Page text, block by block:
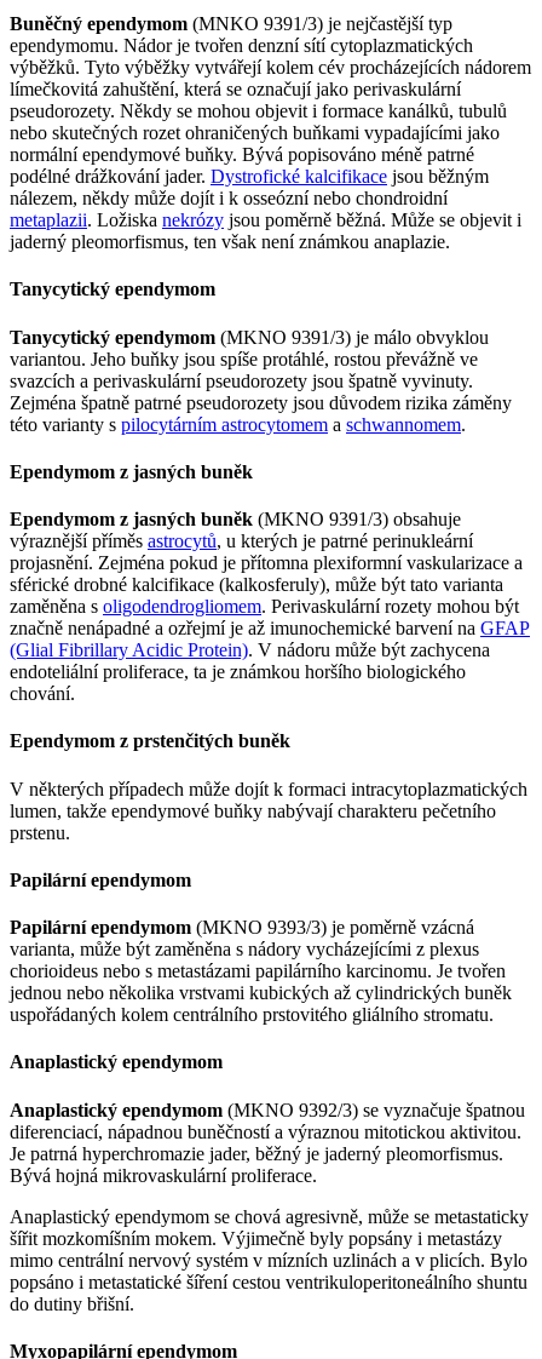
Buněčný ependymom (MNKO 9391/3) je nejčastější typ
ependymomu. Nádor je tvořen denzní sítí cytoplazmatických
výběžků. Tyto výběžky vytvářejí kolem cév procházejících nádorem
límečkovitá zahuštění, která se označují jako perivaskulární
pseudorozety. Někdy se mohou objevit i formace kanálků, tubulů
nebo skutečných rozet ohraničených buňkami vypadajícími jako
normální ependymové buňky. Bývá popisováno méně patrné
podélné drážkování jader. Dystrofické kalcifikace jsou běžným
nálezem, někdy může dojít i k osseózní nebo chondroidní
metaplazii. Ložiska nekrózy jsou poměrně běžná. Může se objevit i
jaderný pleomorfismus, ten však není známkou anaplazie.
Tanycytický ependymom
Tanycytický ependymom (MKNO 9391/3) je málo obvyklou
variantou. Jeho buňky jsou spíše protáhlé, rostou převážně ve
svazcích a perivaskulární pseudorozety jsou špatně vyvinuty.
Zejména špatně patrné pseudorozety jsou důvodem rizika záměny
této varianty s pilocytárním astrocytomem a schwannomem.
Ependymom z jasných buněk
Ependymom z jasných buněk (MKNO 9391/3) obsahuje
výraznější příměs astrocytů, u kterých je patrné perinukleární
projasnění. Zejména pokud je přítomna plexiformní vaskularizace a
sférické drobné kalcifikace (kalkosferuly), může být tato varianta
zaměněna s oligodendrogliomem. Perivaskulární rozety mohou být
značně nenápadné a ozřejmí je až imunochemické barvení na GFAP
(Glial Fibrillary Acidic Protein). V nádoru může být zachycena
endoteliální proliferace, ta je známkou horšího biologického
chování.
Ependymom z prstenčitých buněk
V některých případech může dojít k formaci intracytoplazmatických
lumen, takže ependymové buňky nabývají charakteru pečetního
prstenu.
Papilární ependymom
Papilární ependymom (MKNO 9393/3) je poměrně vzácná
varianta, může být zaměněna s nádory vycházejícími z plexus
chorioideus nebo s metastázami papilárního karcinomu. Je tvořen
jednou nebo několika vrstvami kubických až cylindrických buněk
uspořádaných kolem centrálního prstovitého gliálního stromatu.
Anaplastický ependymom
Anaplastický ependymom (MKNO 9392/3) se vyznačuje špatnou
diferenciací, nápadnou buněčností a výraznou mitotickou aktivitou.
Je patrná hyperchromazie jader, běžný je jaderný pleomorfismus.
Bývá hojná mikrovaskulární proliferace.
Anaplastický ependymom se chová agresivně, může se metastaticky
šířit mozkomíšním mokem. Výjimečně byly popsány i metastázy
mimo centrální nervový systém v mízních uzlinách a v plicích. Bylo
popsáno i metastatické šíření cestou ventrikuloperitoneálního shuntu
do dutiny břišní.
Myxopapilární ependymom